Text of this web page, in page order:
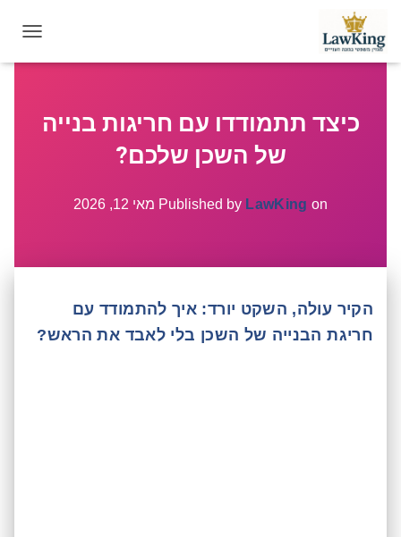
O
T
כיצד תתמודדו עם חריגות בנייה
של השכן שלכם?
Published by LawKing on מאי 12, 2026
הקיר עולה, השקט יורד: איך להתמודד עם
חריגת הבנייה של השכן בלי לאבד את הראש?